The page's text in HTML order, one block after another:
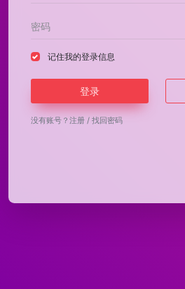
记住我的登录信息
登录
没有账号？ 注册 / 找回密码